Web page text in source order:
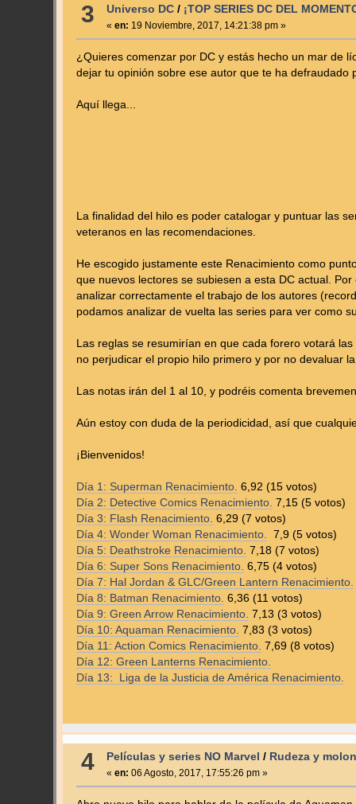
3 Universo DC/ ¡TOP SERIES DC DEL
« en: 19 Noviembre, 2017, 14:21:38 pm »
¿Quieres comenzar por DC y estás hecho un mar de
dejar tu opinión sobre ese autor que te ha
Aquí llega...
La finalidad del hilo es poder catalogar y puntuar las
veteranos en las recomendaciones.
He escogido justamente este Renacimiento como
que nuevos lectores se subiesen a esta DC actual.
analizar correctamente el trabajo de los autores
podamos analizar de vuelta las series para ver como
Las reglas se resumirían en que cada forero votará
no perjudicar el propio hilo primero y por no devaluar
Las notas irán del 1 al 10, y podréis comenta
Aún estoy con duda de la periodicidad, así que
¡Bienvenidos!
Día 1: Superman Renacimiento. 6,92 (15 votos)
Día 2: Detective Comics Renacimiento. 7,15 (5 votos)
Día 3: Flash Renacimiento. 6,29 (7 votos)
Día 4: Wonder Woman Renacimiento. 7,9 (5 votos)
Día 5: Deathstroke Renacimiento. 7,18 (7 votos)
Día 6: Super Sons Renacimiento. 6,75 (4 votos)
Día 7: Hal Jordan & GLC/Green Lantern Renacimiento.
Día 8: Batman Renacimiento. 6,36 (11 votos)
Día 9: Green Arrow Renacimiento. 7,13 (3 votos)
Día 10: Aquaman Renacimiento. 7,83 (3 votos)
Día 11: Action Comics Renacimiento. 7,69 (8 votos)
Día 12: Green Lanterns Renacimiento.
Día 13: Liga de la Justicia de América Renacimiento.
4 Películas y series NO Marvel / Rudeza y
« en: 06 Agosto, 2017, 17:55:26 pm »